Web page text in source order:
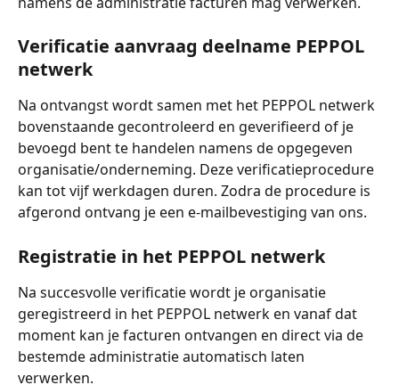
Verificatie aanvraag deelname PEPPOL
netwerk
Na ontvangst wordt samen met het PEPPOL netwerk
bovenstaande gecontroleerd en geverifieerd of je
bevoegd bent te handelen namens de opgegeven
organisatie/onderneming. Deze verificatieprocedure
kan tot vijf werkdagen duren. Zodra de procedure is
afgerond ontvang je een e-mailbevestiging van ons.
Registratie in het PEPPOL netwerk
Na succesvolle verificatie wordt je organisatie
geregistreerd in het PEPPOL netwerk en vanaf dat
moment kan je facturen ontvangen en direct via de
bestemde administratie automatisch laten
verwerken.